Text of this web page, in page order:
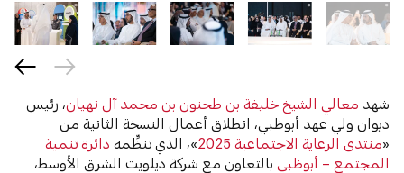
شهد معالي الشيخ خليفة بن طحنون بن محمد آل نهيان، رئيس
ديوان ولي عهد أبوظبي، انطلاق أعمال النسخة الثانية من
«منتدى الرعاية الاجتماعية 2025 »، الذي تنظِّمه دائرة تنمية
المجتمع – أبوظبي بالتعاون مع شركة ديلويت الشرق الأوسط،